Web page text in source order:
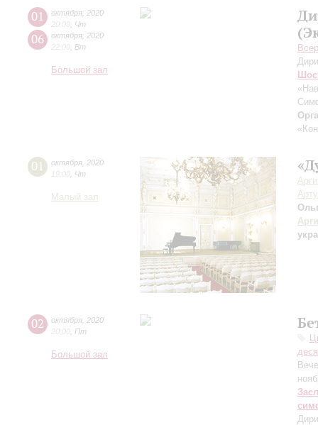
01 октября 2020
20:00 Чт
06 октября 2020
22:00 Вт
Большой зал
01 октября 2020
19:00 Чт
Малый зал
02 октября 2020
20:00 Пт
Большой зал